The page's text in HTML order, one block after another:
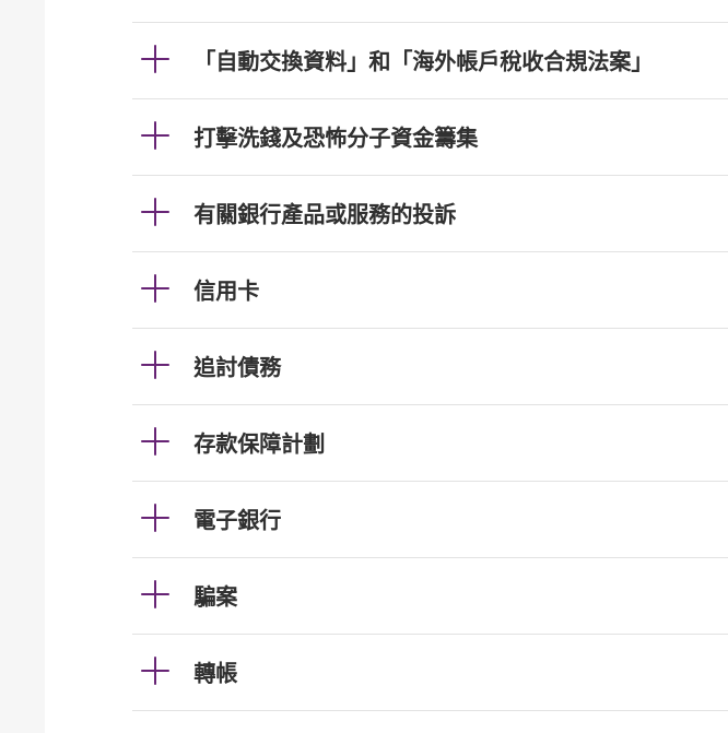
「自動交換資料」和「海外帳戶稅收合規法案」
打擊洗錢及恐怖分子資金籌集
有關銀行產品或服務的投訴
信用卡
追討債務
存款保障計劃
電子銀行
騙案
轉帳